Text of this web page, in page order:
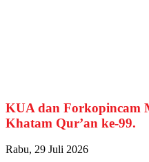
KUA dan Forkopincam
Khatam Qur’an ke-99.
Rabu, 29 Juli 2026